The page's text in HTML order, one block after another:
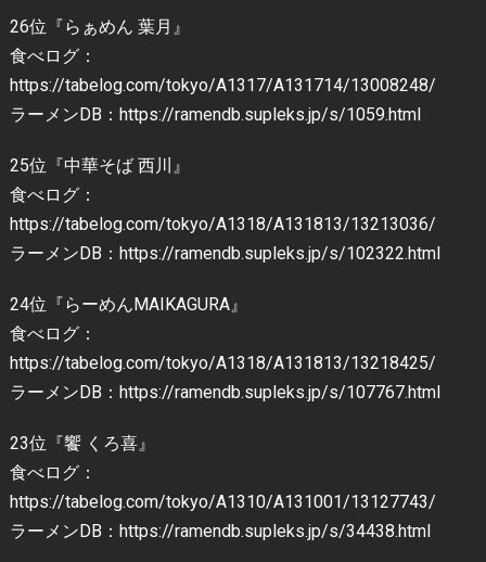
26位『らぁめん 葉月』
食べログ：
https://tabelog.com/tokyo/A1317/A131714/13008248/
ラーメンDB：https://ramendb.supleks.jp/s/1059.html
25位『中華そば 西川』
食べログ：
https://tabelog.com/tokyo/A1318/A131813/13213036/
ラーメンDB：https://ramendb.supleks.jp/s/102322.html
24位『らーめんMAIKAGURA』
食べログ：
https://tabelog.com/tokyo/A1318/A131813/13218425/
ラーメンDB：https://ramendb.supleks.jp/s/107767.html
23位『饗 くろ喜』
食べログ：
https://tabelog.com/tokyo/A1310/A131001/13127743/
ラーメンDB：https://ramendb.supleks.jp/s/34438.html